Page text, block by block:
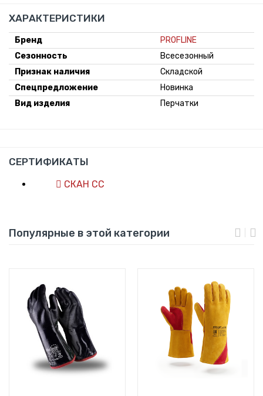
ХАРАКТЕРИСТИКИ
Бренд
PROFLINE
Сезонность
Всесезонный
Признак наличия
Складской
Спецпредложение
Новинка
Вид изделия
Перчатки
СЕРТИФИКАТЫ
СКАН СС
Популярные в этой категории